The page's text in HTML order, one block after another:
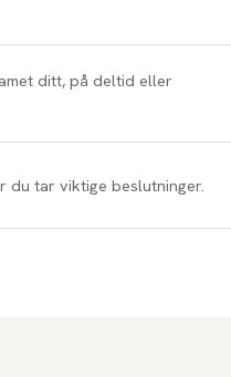
ditt, på deltid eller
du tar viktige beslutninger.